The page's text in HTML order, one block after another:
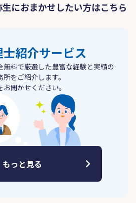
におまかせしたい方はこちら
紹介サービス
無料で厳選した豊富な経験と実績の
をご紹介します。
聞かせください。
もっと見る